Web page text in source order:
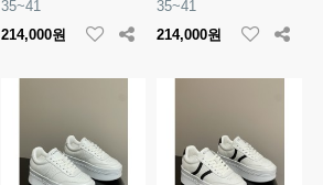
35~41
214,000원
35~41
214,000원